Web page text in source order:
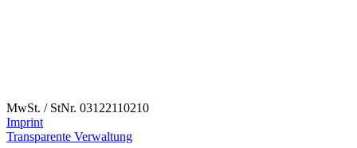
MwSt. / StNr. 03122110210
Imprint
Transparente Verwaltung